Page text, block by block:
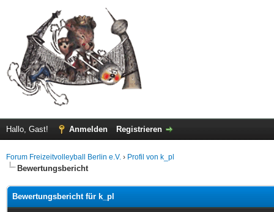
Hallo, Gast! Anmelden Registrieren
Forum Freizeitvolleyball Berlin e.V. › Profil von k_pl
Bewertungsbericht
Bewertungsbericht für k_pl